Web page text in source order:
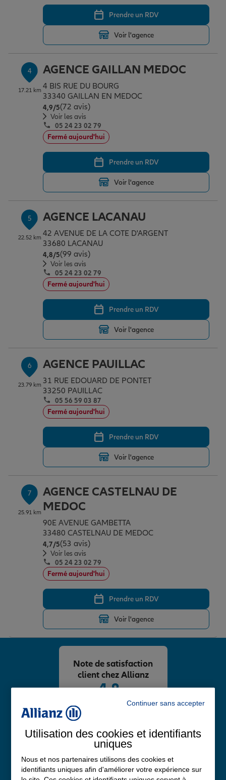
Tous nos devis d'assurance
Prendre un RDV
Voir l'agence
4
17.21 km
AGENCE GAILLAN MEDOC
4 BIS RUE DU BOURG
33340 GAILLAN EN MEDOC
4,9/5Note de 4.9 sur 5
(72 avis)
Voir les avis
05 24 23 02 79
Fermé aujourd'hui
Prendre un RDV
Voir l'agence
5
22.52 km
AGENCE LACANAU
42 AVENUE DE LA COTE D'ARGENT
33680 LACANAU
4,8/5Note de 4.8 sur 5
(99 avis)
Voir les avis
05 24 23 02 79
Fermé aujourd'hui
Prendre un RDV
Voir l'agence
6
23.79 km
AGENCE PAUILLAC
31 RUE EDOUARD DE PONTET
33250 PAUILLAC
05 56 59 03 87
Fermé aujourd'hui
Prendre un RDV
Voir l'agence
7
25.91 km
AGENCE CASTELNAU DE
MEDOC
90E AVENUE GAMBETTA
33480 CASTELNAU DE MEDOC
4,7/5Note de 4.7 sur 5
(53 avis)
Voir les avis
05 24 23 02 79
Fermé aujourd'hui
Prendre un RDV
Voir l'agence
4,8
Note de 4.8 sur 5
Note de satisfaction
client chez Allianz
Continuer sans accepter
Utilisation des cookies et identifiants
uniques
Nous et nos partenaires utilisons des cookies et
identifiants uniques afin d'améliorer votre expérience sur